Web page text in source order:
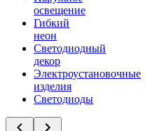
освещение
Гибкий
неон
Светодиодный
декор
Электроустановочные
изделия
Светодиоды